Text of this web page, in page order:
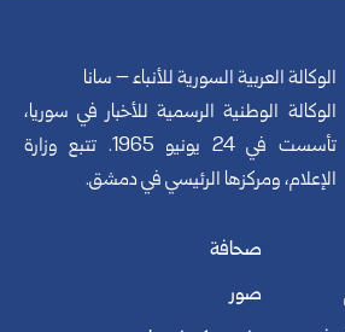
الوكالة العربية السورية للأنباء – سانا
الوكالة الوطنية الرسمية للأخبار في سوريا،
تأسست في 24 يونيو 1965. تتبع وزارة
الإعلام، ومركزها الرئيسي في دمشق.
صحافة
صور